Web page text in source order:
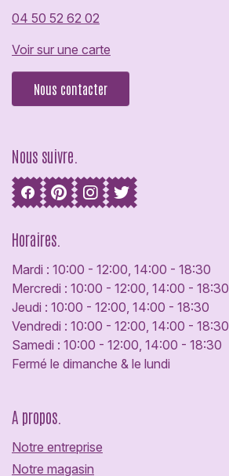
04 50 52 62 02
Voir sur une carte
Nous contacter
Nous suivre.
Horaires.
Mardi : 10:00 - 12:00, 14:00 - 18:30
Mercredi : 10:00 - 12:00, 14:00 - 18:30
Jeudi : 10:00 - 12:00, 14:00 - 18:30
Vendredi : 10:00 - 12:00, 14:00 - 18:30
Samedi : 10:00 - 12:00, 14:00 - 18:30
Fermé le dimanche & le lundi
A propos.
Notre entreprise
Notre magasin